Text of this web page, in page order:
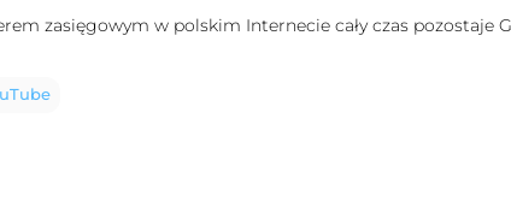
zasięgowym w polskim Internecie cały czas pozostaje